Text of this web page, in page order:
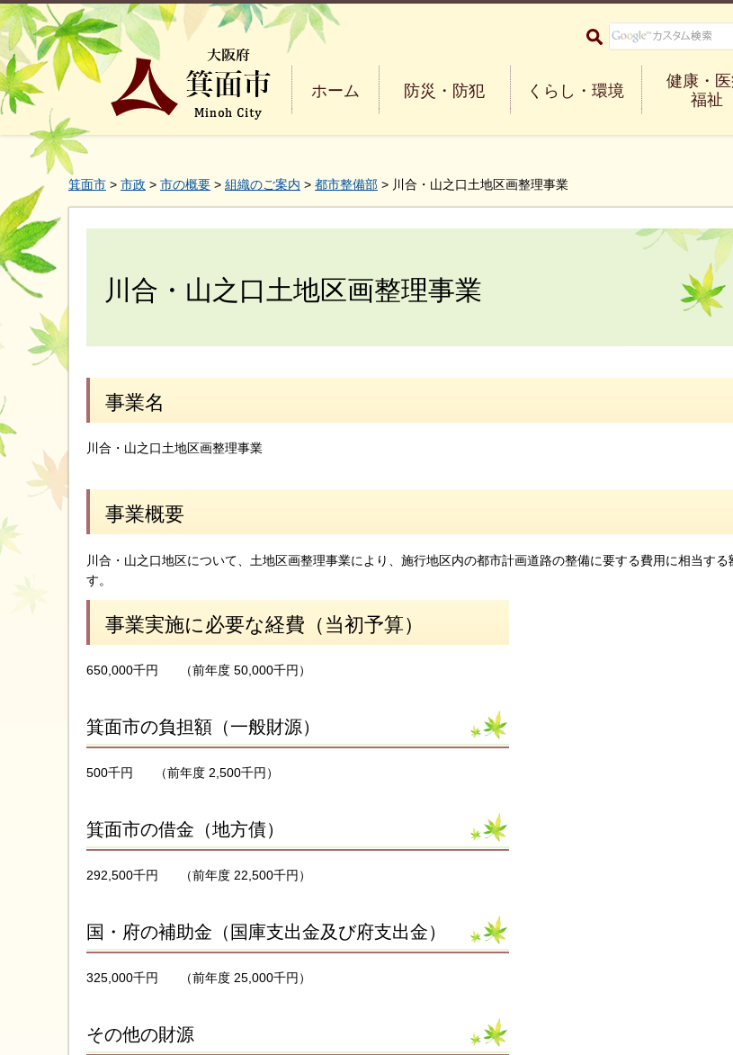
大阪府箕面市 Minoh City
ホーム 防災・防犯 くらし・環境
健康・
福祉
箕面市 > 市政 > 市の概要 > 組織のご案内 > 都市整備部 > 川合・山之口土地区画整理事業
川合・山之口土地区画整理事業
事業名
川合・山之口土地区画整理事業
事業概要
川合・山之口地区について、土地区画整理事業により、施行地区内の都市計画道路の整備に要する費用に相当する
す。
事業実施に必要な経費（当初予算）
650,000千円 （前年度 50,000千円）
箕面市の負担額（一般財源）
500千円 （前年度 2,500千円）
箕面市の借金（地方債）
292,500千円 （前年度 22,500千円）
国・府の補助金（国庫支出金及び府支出金）
325,000千円 （前年度 25,000千円）
その他の財源